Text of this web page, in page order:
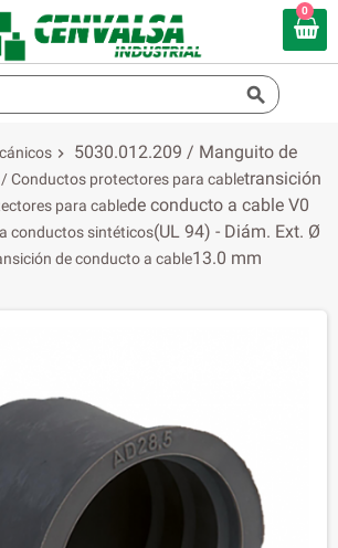
0

Conductos protectores para cable
para cable
conductos sintéticos
de conducto a cable

5030.012.209 / Manguito de
transición
de conducto a cable V0
(UL 94) - Diám. Ext. Ø
13.0 mm